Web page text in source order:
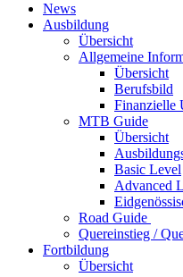
News
Ausbildung
Übersicht
Allgemeine
Übersicht
Berufsbild
Finanzielle
MTB Guide
Übersicht
Basic Level
Advanced
Road Guide
Quereinstieg /
Fortbildung
Übersicht